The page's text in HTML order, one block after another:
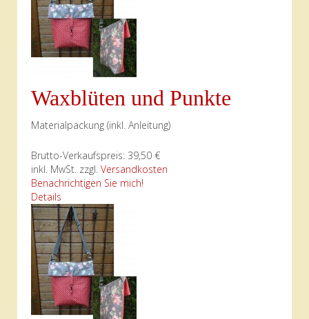
Waxblüten und Punkte
Materialpackung (inkl. Anleitung)
Brutto-Verkaufspreis: 39,50 €
inkl. MwSt. zzgl. Versandkosten
Benachrichtigen Sie mich!
Details